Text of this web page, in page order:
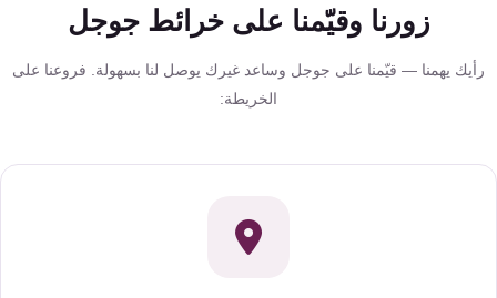
زورنا وقيّمنا على خرائط جوجل
رأيك يهمنا — قيّمنا على جوجل وساعد غيرك يوصل لنا بسهولة. فروعنا على
الخريطة: